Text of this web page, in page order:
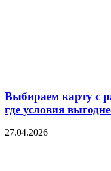
Выбираем карту с
где условия
27.04.2026